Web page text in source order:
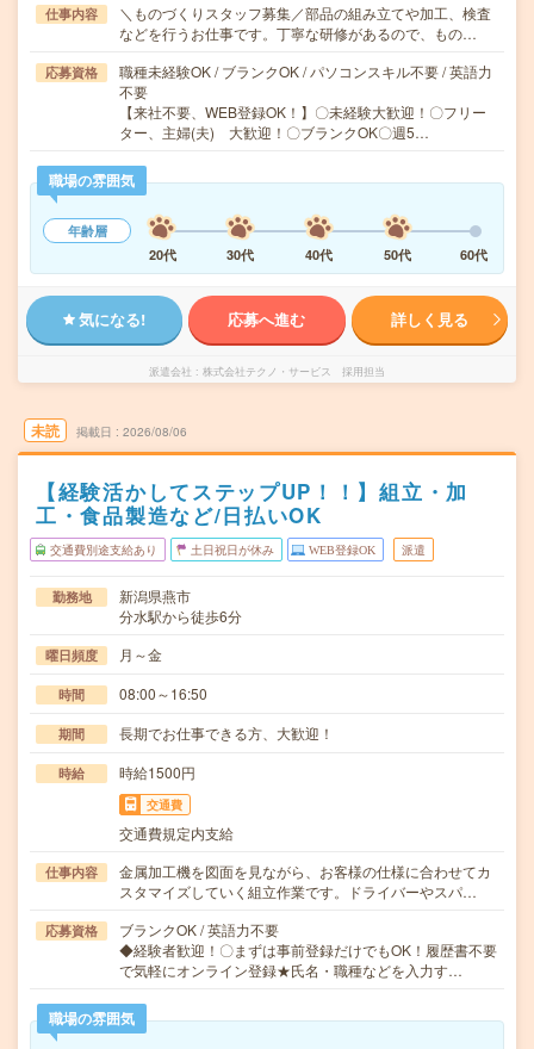
仕事内容
＼ものづくりスタッフ募集／部品の組み立てや加工、検査
などを行うお仕事です。丁寧な研修があるので、もの…
応募資格
職種未経験OK / ブランクOK / パソコンスキル不要 / 英語力
不要
【来社不要、WEB登録OK！】〇未経験大歓迎！〇フリー
ター、主婦(夫) 大歓迎！〇ブランクOK〇週5…
職場の雰囲気
年齢層
20代
30代 40代 50代 60代
気になる! 応募へ進む 詳しく見る
派遣会社 株式会社テクノ・サービス 採用担当
未読 掲載日 2026/08/06
【経験活かしてステップUP！！】組立・加
工・食品製造など/日払いOK
交通費別途支給あり 土日祝日が休み WEB登録OK 派遣
勤務地
新潟県燕市
分水駅から徒歩6分
曜日頻度 月～金
時間 08:00～16:50
期間 長期でお仕事できる方、大歓迎！
時給 時給1500円
交通費
交通費規定内支給
仕事内容
金属加工機を図面を見ながら、お客様の仕様に合わせてカ
スタマイズしていく組立作業です。ドライバーやスパ…
応募資格
ブランクOK / 英語力不要
◆経験者歓迎！〇まずは事前登録だけでもOK！履歴書不要
で気軽にオンライン登録★氏名・職種などを入力す…
職場の雰囲気